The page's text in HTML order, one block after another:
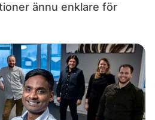
ännu enklare för